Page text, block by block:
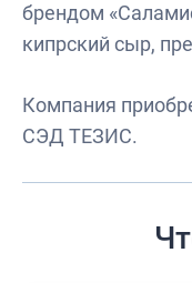
брендом
кипрский сыр,
Компания
СЭД ТЕЗИС.